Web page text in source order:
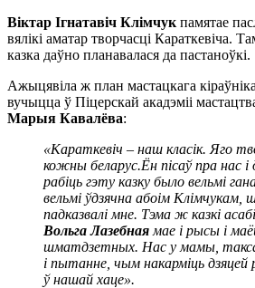
Віктар Ігнатавіч Клімчук памятае
вялікі аматар творчасці Караткевіча.
казка даўно планавалася да пастаноўкі.
Ажыцявіла ж план мастацкага
вучыцца ў Піцерскай акадэміі
Марыя Кавалёва:
«Караткевіч – наш класік. Яго
кожны беларус.Ён пісаў пра нас і
рабіць гэту казку было вельмі
вельмі ўдзячна абоім Клімчукам,
падказвалі мне. Тэма ж казкі
Вольга Лазебная мае і рысы і
шматдзетных. Нас у мамы,
і пытанне, чым накарміць дзяцей
ў нашай хаце».